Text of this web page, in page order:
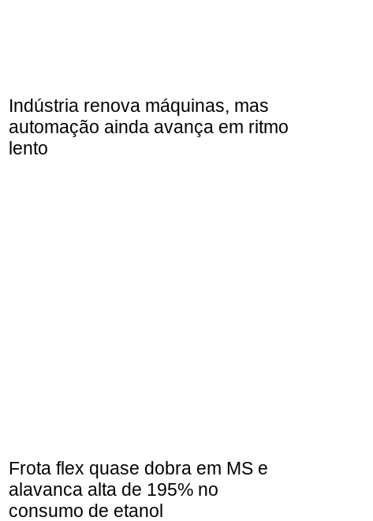
Indústria renova máquinas, mas
automação ainda avança em ritmo
lento
Frota flex quase dobra em MS e
alavanca alta de 195% no
consumo de etanol